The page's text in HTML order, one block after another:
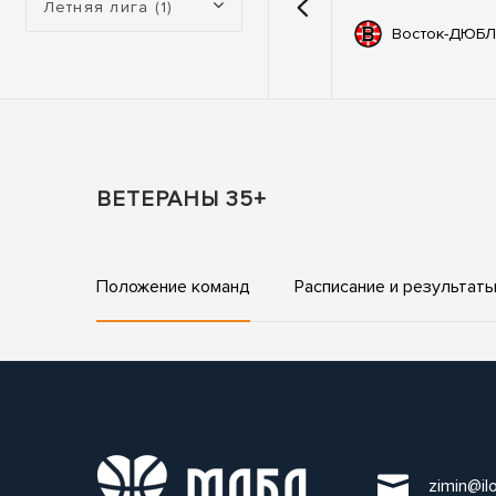
Летняя лига (1)
Восток-ДЮБЛ
ВЕТЕРАНЫ 35+
Положение команд Расписание и результаты